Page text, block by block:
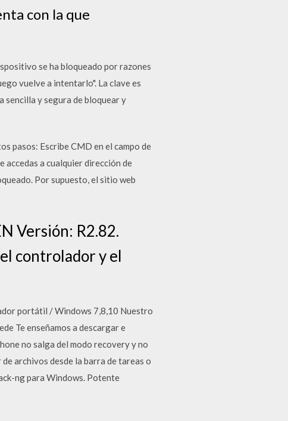
con la que
se ha bloqueado por razones
vuelve a intentarlo". La clave es
y segura de bloquear y
pasos: Escribe CMD en el campo de
accedas a cualquier dirección de
Por supuesto, el sitio web
Versión: R2.82.
controlador y el
portátil / Windows 7,8,10 Nuestro
Te enseñamos a descargar e
no salga del modo recovery y no
archivos desde la barra de tareas o
ng para Windows. Potente